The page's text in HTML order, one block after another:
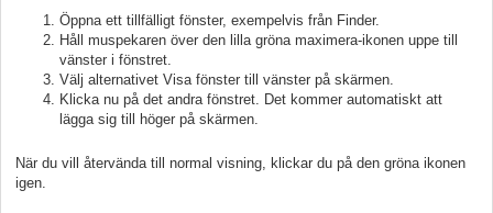
Öppna ett tillfälligt fönster, exempelvis från Finder.
Håll muspekaren över den lilla gröna maximera-ikonen uppe till
vänster i fönstret.
Välj alternativet Visa fönster till vänster på skärmen.
Klicka nu på det andra fönstret. Det kommer automatiskt att
lägga sig till höger på skärmen.
När du vill återvända till normal visning, klickar du på den gröna ikonen
igen.